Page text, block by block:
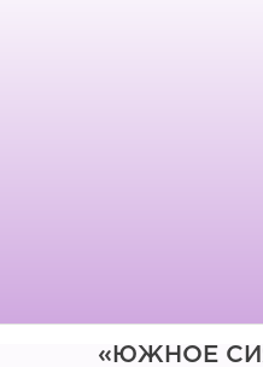
«ЮЖНОЕ